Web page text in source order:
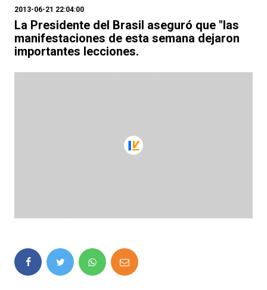
2013-06-21 22:04:00
La Presidente del Brasil aseguró que "las
manifestaciones de esta semana dejaron
importantes lecciones.